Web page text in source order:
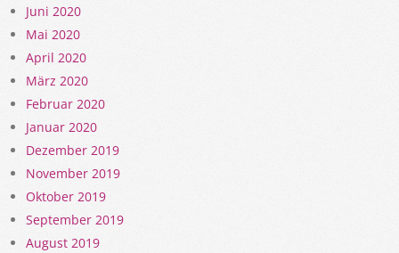
Juni 2020
Mai 2020
April 2020
März 2020
Februar 2020
Januar 2020
Dezember 2019
November 2019
Oktober 2019
September 2019
August 2019